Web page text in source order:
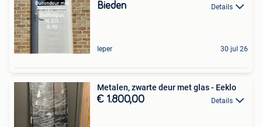
Bieden Details
Ieper 30 jul 26
Metalen, zwarte deur met glas - Eeklo
€ 1.800,00 Details